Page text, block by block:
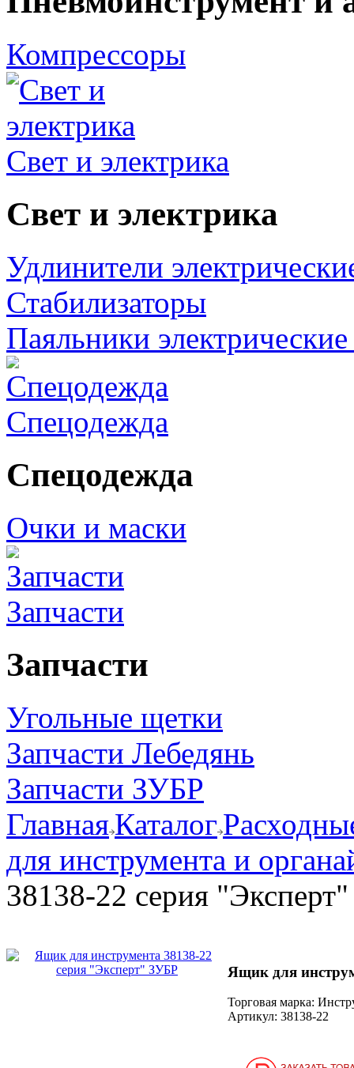
Компрессоры
Свет и электрика
Свет и электрика
Удлинители
Стабилизаторы
Паяльники
Спецодежда
Спецодежда
Очки и маски
Запчасти
Запчасти
Угольные щетки
Запчасти Лебедянь
Запчасти ЗУБР
ГлавнаяКаталог
для инструмента и
38138-22 серия
Ящик для
Торговая марка:
Артикул: 38138-22